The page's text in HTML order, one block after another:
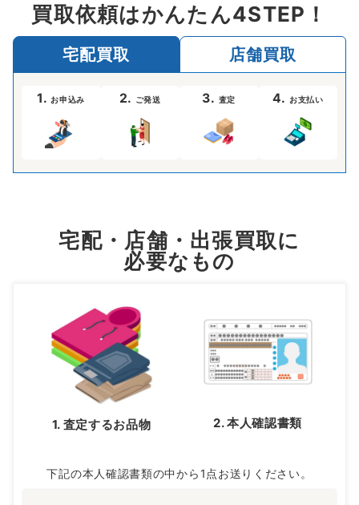
買取依頼はかんたん4STEP！
宅配買取 店舗買取
1.お申込み 2. ご発送 3. 査定 4. お支払い
宅配・店舗・出張買取に
必要なもの
1. 査定するお品物 2. 本人確認書類
下記の本人確認書類の中から1点お送りください。